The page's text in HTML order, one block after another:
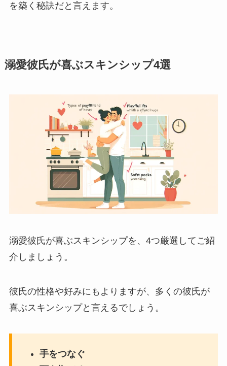
を築く秘訣だと言えます。
溺愛彼氏が喜ぶスキンシップ4選
溺愛彼氏が喜ぶスキンシップを、4つ厳選してご紹
介しましょう。
彼氏の性格や好みにもよりますが、多くの彼氏が
喜ぶスキンシップと言えるでしょう。
手をつなぐ